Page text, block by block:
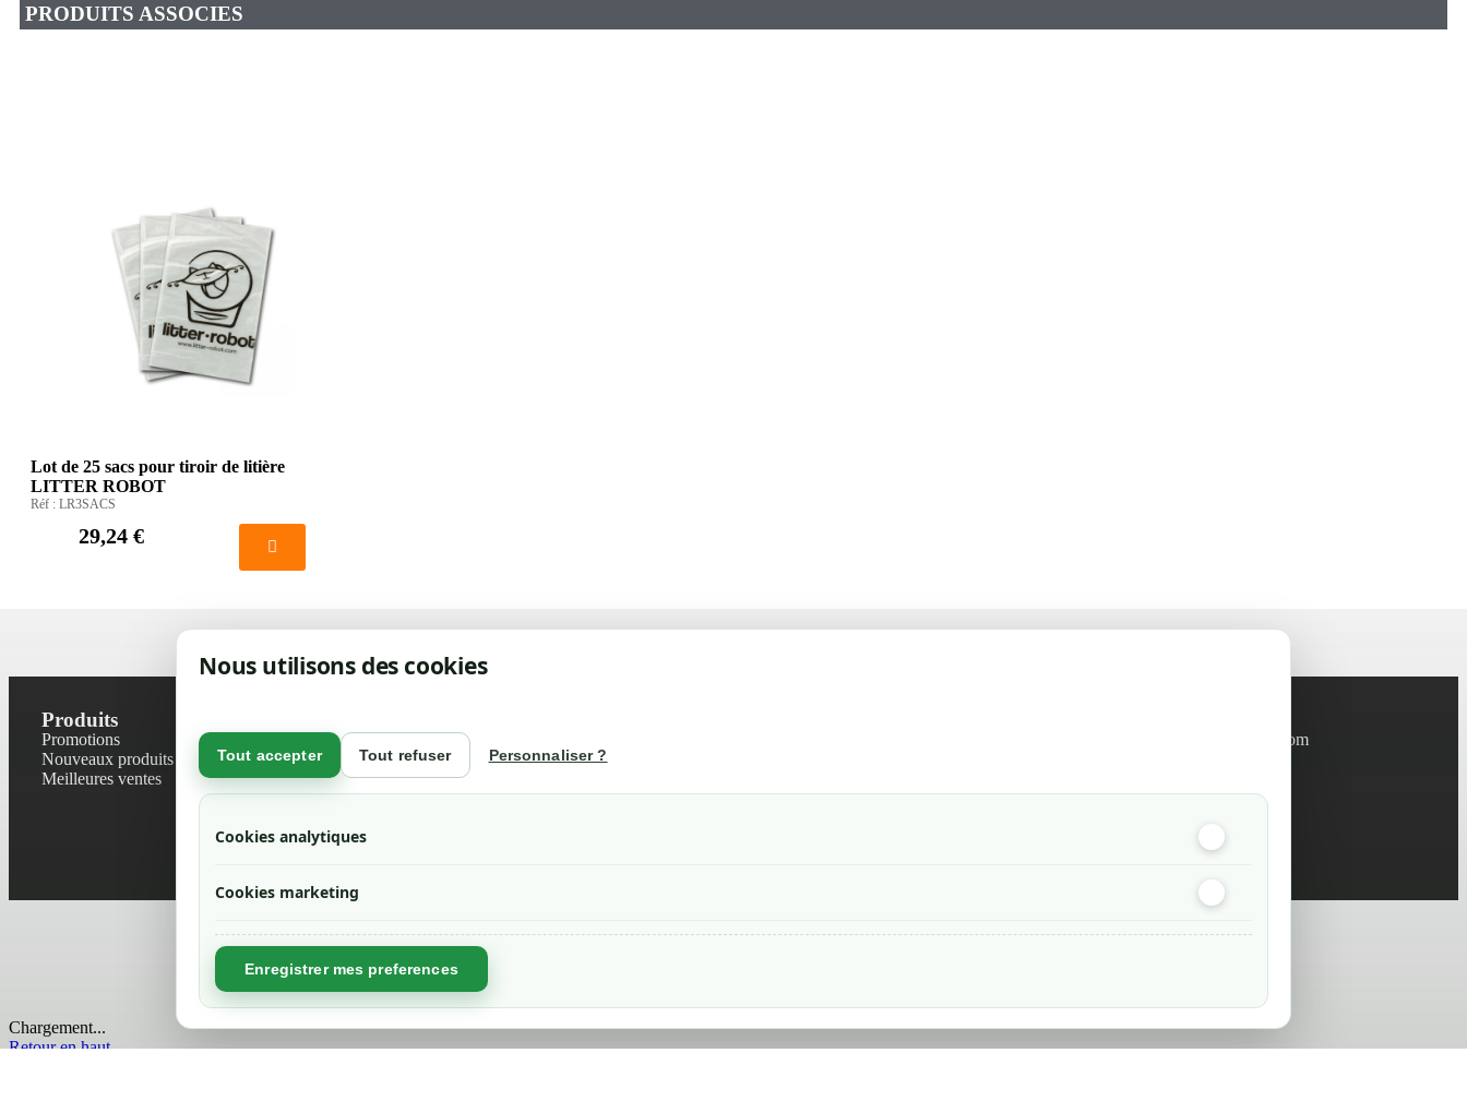
Nous utilisons des cookies
Tout accepter Tout refuser Personnaliser ?
Cookies analytiques
Cookies marketing
Enregistrer mes preferences
PRODUITS ASSOCIES
Lot de 25 sacs pour tiroir de litière
LITTER ROBOT
Réf : LR3SACS
29,24 €
Produits
Promotions
Nouveaux produits
Meilleures ventes
Contactez-nous
Plan du site
Magasin
Mentions légales
info@green-tech-shop.com
Chargement...
Retour en haut